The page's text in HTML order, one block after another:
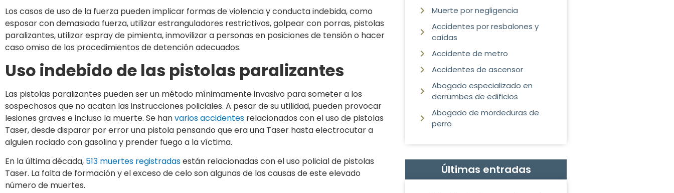
Los casos de uso de la fuerza pueden implicar formas de violencia y conducta indebida, como
esposar con demasiada fuerza, utilizar estranguladores restrictivos, golpear con porras, pistolas
paralizantes, utilizar espray de pimienta, inmovilizar a personas en posiciones de tensión o hacer
caso omiso de los procedimientos de detención adecuados.
Uso indebido de las pistolas paralizantes
Las pistolas paralizantes pueden ser un método mínimamente invasivo para someter a los
sospechosos que no acatan las instrucciones policiales. A pesar de su utilidad, pueden provocar
lesiones graves e incluso la muerte. Se hanvarios accidentes relacionados con el uso de pistolas
Taser, desde disparar por error una pistola pensando que era una Taser hasta electrocutar a
alguien rociado con gasolina y prender fuego a la víctima.
En la última década, 513 muertes registradasestán relacionadas con el uso policial de pistolas
Taser. La falta de formación y el exceso de celo son algunas de las causas de este elevado
número de muertes.
Muerte por negligencia
Accidentes por resbalones y
caídas
Accidente de metro
Accidentes de ascensor
Abogado especializado en
derrumbes de edificios
Abogado de mordeduras de
perro
Últimas entradas